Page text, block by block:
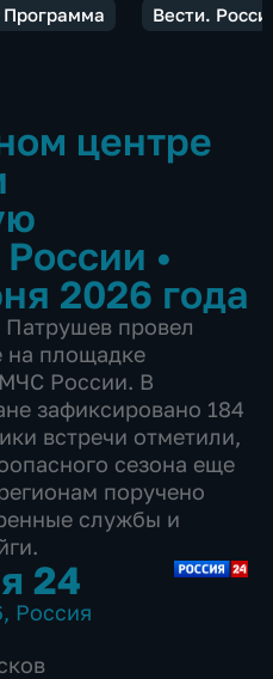
Программа Вести.
центре
России •
2026 года
провел
на площадке
России. В
зафиксировано 184
встречи отметили,
сезона еще
поручено
службы и
24
, Россия